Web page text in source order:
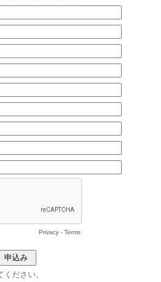
Privacy- Terms
ださい。